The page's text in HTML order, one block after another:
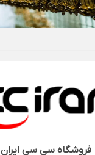
فروشگاهسی سی ایران